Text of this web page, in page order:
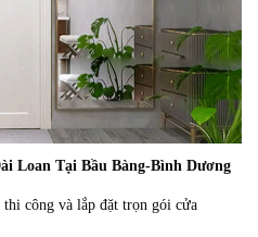
Loan Tại Bầu Bàng-Bình Dương
công và lắp đặt trọn gói cửa